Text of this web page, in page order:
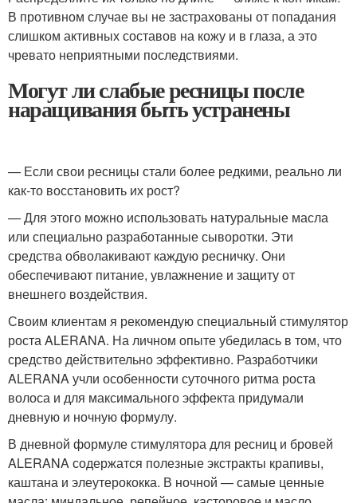
В противном случае вы не застрахованы от попадания
слишком активных составов на кожу и в глаза, а это
чревато неприятными последствиями.
Могут ли слабые ресницы после
наращивания быть устранены
— Если свои ресницы стали более редкими, реально ли
как-то восстановить их рост?
— Для этого можно использовать натуральные масла
или специально разработанные сыворотки. Эти
средства обволакивают каждую ресничку. Они
обеспечивают питание, увлажнение и защиту от
внешнего воздействия.
Своим клиентам я рекомендую специальный стимулятор
роста ALERANA. На личном опыте убедилась в том, что
средство действительно эффективно. Разработчики
ALERANA учли особенности суточного ритма роста
волоса и для максимального эффекта придумали
дневную и ночную формулу.
В дневной формуле стимулятора для ресниц и бровей
ALERANA содержатся полезные экстракты крапивы,
каштана и элеутерококка. В ночной — самые ценные